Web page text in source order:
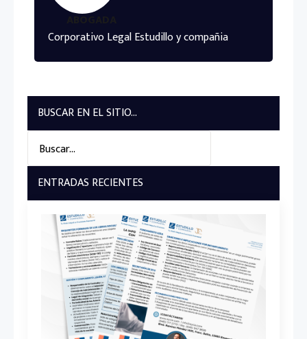
Corporativo Legal Estudillo y compañia
BUSCAR EN EL SITIO...
for:
ENTRADAS RECIENTES